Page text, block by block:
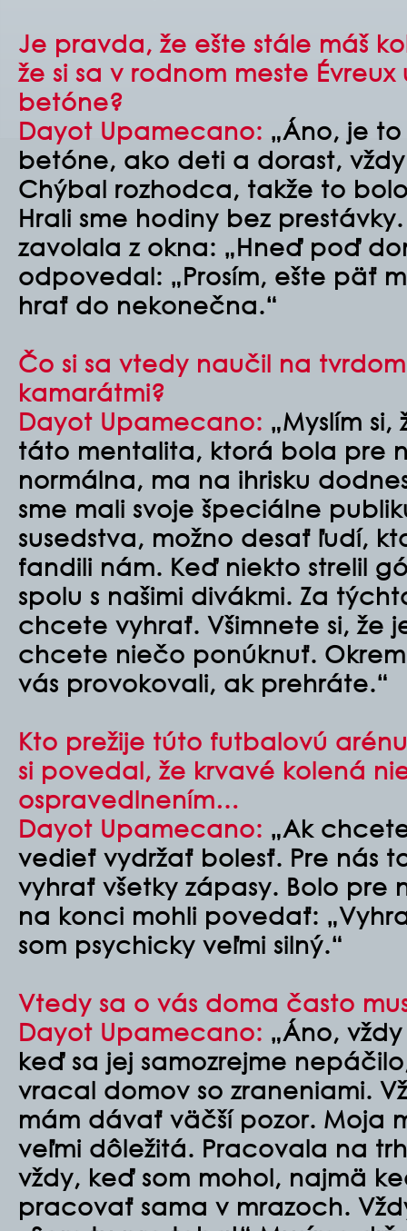
Je pravda, že ešte stále máš
že si sa v rodnom meste
betóne?
Dayot Upamecano: „Áno, je
betóne, ako deti a dorast,
Chýbal rozhodca, takže to
Hrali sme hodiny bez
zavolala z okna: „Hneď poď
odpovedal: „Prosím, ešte päť
hrať do nekonečna.“
Čo si sa vtedy naučil na
kamarátmi?
Dayot Upamecano: „Myslím
táto mentalita, ktorá bola pre
normálna, ma na ihrisku
sme mali svoje špeciálne
susedstva, možno desať ľudí,
fandili nám. Keď niekto strelil
spolu s našimi divákmi. Za
chcete vyhrať. Všimnete si, že
chcete niečo ponúknuť.
vás provokovali, ak prehráte.“
Kto prežije túto futbalovú
si povedal, že krvavé kolená
ospravedlnením…
Dayot Upamecano: „Ak
vedieť vydržať bolesť. Pre nás
vyhrať všetky zápasy. Bolo pre
na konci mohli povedať:
som psychicky veľmi silný.“
Vtedy sa o vás doma často
Dayot Upamecano: „Áno,
keď sa jej samozrejme
vracal domov so zraneniami.
mám dávať väčší pozor. Moja
veľmi dôležitá. Pracovala na
vždy, keď som mohol, najmä
pracovať sama v mrazoch.